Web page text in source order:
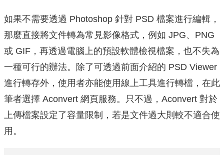
如果不需要透過 Photoshop 針對 PSD 檔案進行編輯，
那麼直接將文件轉為常見影像格式，例如 JPG、PNG
或 GIF，再透過電腦上的預設軟體檢視檔案，也不失為
一種可行的辦法。除了可透過前面介紹的 PSD Viewer
進行轉存外，使用者亦能使用線上工具進行轉檔，在此
筆者選擇 Aconvert 網頁服務。只不過，Aconvert 對於
上傳檔案設定了容量限制，若是文件過大則較不適合使
用。